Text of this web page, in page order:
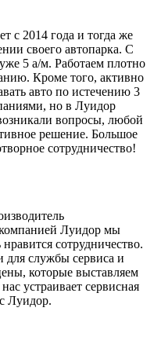
с 2014 года и тогда же
своего автопарка. С
5 а/м. Работаем плотно
Кроме того, активно
авто по истечению 3
но в Луидор
вопросы, любой
решение. Большое
сотрудничество!
Луидор мы
сотрудничество.
для службы сервиса и
которые выставляем
устраивает сервисная
Луидор.